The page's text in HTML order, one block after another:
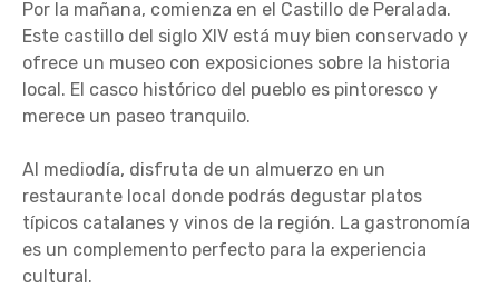
Por la mañana, comienza en el Castillo de Peralada.
Este castillo del siglo XIV está muy bien conservado y
ofrece un museo con exposiciones sobre la historia
local. El casco histórico del pueblo es pintoresco y
merece un paseo tranquilo.
Al mediodía, disfruta de un almuerzo en un
restaurante local donde podrás degustar platos
típicos catalanes y vinos de la región. La gastronomía
es un complemento perfecto para la experiencia
cultural.